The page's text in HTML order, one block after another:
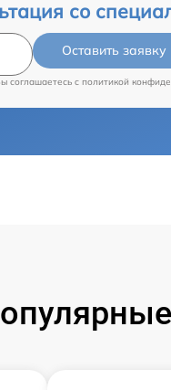
со
Оставить заявку
соглашаетесь c политикой